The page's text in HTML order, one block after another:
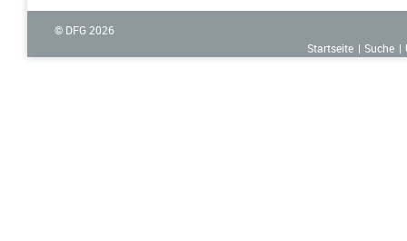
© DFG 2026
Startseite
Suche